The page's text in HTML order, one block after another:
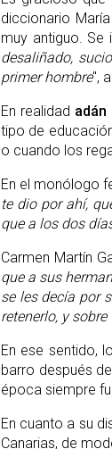
diccionario
muy antiguo. Se
desaliñado,
primer hombre",
En realidad adán
tipo de
o cuando los
En el monólogo
te dio por ahí,
que a los dos
Carmen Martín
que a sus
se les decía por
retenerlo, y
En ese sentido,
barro después
época siempre
En cuanto a su
Canarias, de